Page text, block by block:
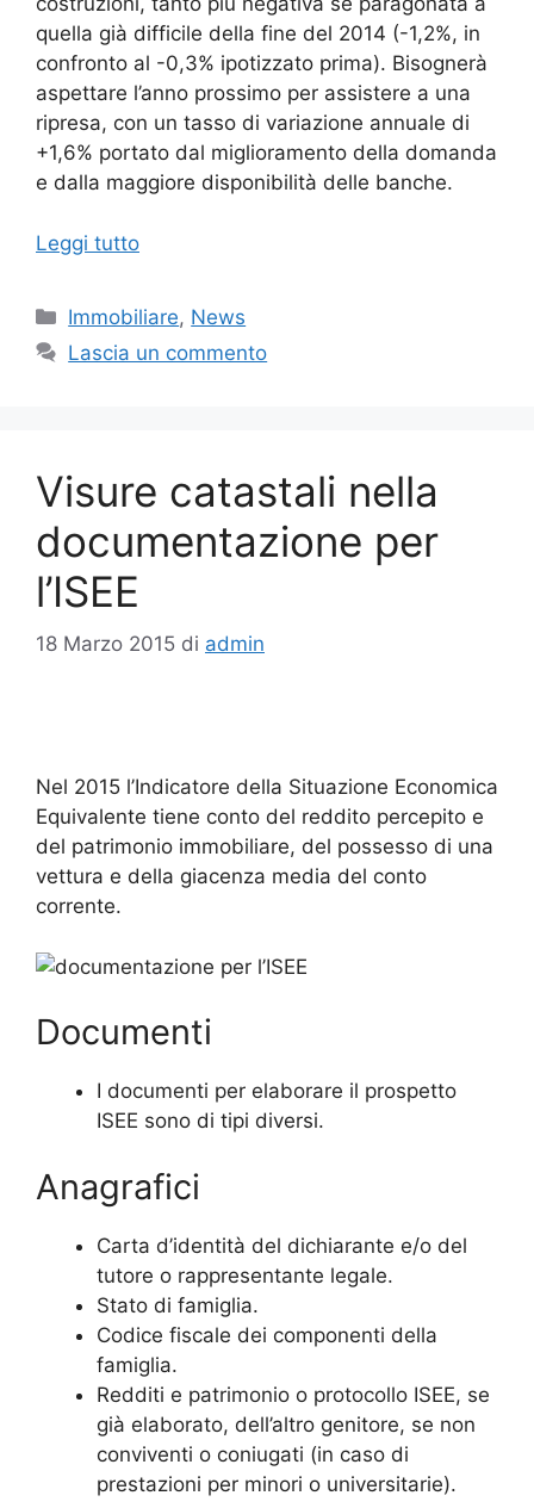
quella già difficile della fine del 2014 (-1,2%, in
confronto al -0,3% ipotizzato prima). Bisognerà
aspettare l’anno prossimo per assistere a una
ripresa, con un tasso di variazione annuale di
+1,6% portato dal miglioramento della domanda
e dalla maggiore disponibilità delle banche.
Leggi tutto
Categorie
Immobiliare, News
Lascia un commento
Visure catastali nella
documentazione per
l’ISEE
18 Marzo 2015 di admin
Nel 2015 l’Indicatore della Situazione Economica
Equivalente tiene conto del reddito percepito e
del patrimonio immobiliare, del possesso di una
vettura e della giacenza media del conto
corrente.
Documenti
I documenti per elaborare il prospetto
ISEE sono di tipi diversi.
Anagrafici
Carta d’identità del dichiarante e/o del
tutore o rappresentante legale.
Stato di famiglia.
Codice fiscale dei componenti della
famiglia.
Redditi e patrimonio o protocollo ISEE, se
già elaborato, dell’altro genitore, se non
conviventi o coniugati (in caso di
prestazioni per minori o universitarie).